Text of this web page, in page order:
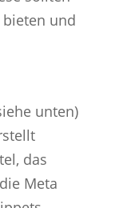
und
unten)
das
Meta